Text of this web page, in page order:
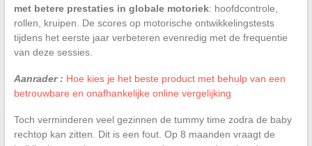
met betere prestaties in globale motoriek: hoofdcontrole,
rollen, kruipen. De scores op motorische ontwikkelingstests
tijdens het eerste jaar verbeteren evenredig met de frequentie
van deze sessies.
Aanrader : Hoe kies je het beste product met behulp van een
betrouwbare en onafhankelijke online vergelijking
Toch verminderen veel gezinnen de tummy time zodra de baby
rechtop kan zitten. Dit is een fout. Op 8 maanden vraagt de